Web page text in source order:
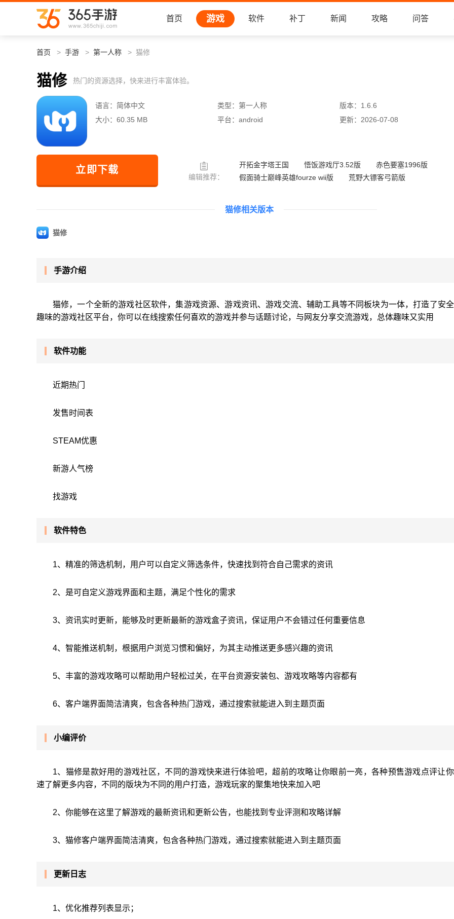
首页 游戏 软件 补丁 新闻 攻略 问答
首页 手游 第一人称 猫修
猫修 热门的资源选择，快来进行丰富体验。
语言： 简体中文 类型： 第一人称 版本： 1.6.6
大小： 60.35 MB 平台： android 更新： 2026-07-08
立即下载
编辑推荐：
开拓金字塔王国 悟饭游戏厅3.52版
赤色要塞1996版
假面骑士巅峰英雄fourze wii版
荒野大镖客弓箭版
猫修相关版本
猫修
手游介绍
猫修，一个全新的游戏社区软件，集游戏资源、游戏资讯、游戏交流、辅助工具等不同板块为一体，打造了安
趣味的游戏社区平台，你可以在线搜索任何喜欢的游戏并参与话题讨论，与网友分享交流游戏，总体趣味又实用
软件功能
近期热门
发售时间表
STEAM优惠
新游人气榜
找游戏
软件特色
1、精准的筛选机制，用户可以自定义筛选条件，快速找到符合自己需求的资讯
2、是可自定义游戏界面和主题，满足个性化的需求
3、资讯实时更新，能够及时更新最新的游戏盒子资讯，保证用户不会错过任何重要信息
4、智能推送机制，根据用户浏览习惯和偏好，为其主动推送更多感兴趣的资讯
5、丰富的游戏攻略可以帮助用户轻松过关，在平台资源安装包、游戏攻略等内容都有
6、客户端界面简洁清爽，包含各种热门游戏，通过搜索就能进入到主题页面
小编评价
1、猫修是款好用的游戏社区，不同的游戏快来进行体验吧，超前的攻略让你眼前一亮，各种预售游戏点评让
速了解更多内容，不同的版块为不同的用户打造，游戏玩家的聚集地快来加入吧
2、你能够在这里了解游戏的最新资讯和更新公告，也能找到专业评测和攻略详解
3、猫修客户端界面简洁清爽，包含各种热门游戏，通过搜索就能进入到主题页面
更新日志
1、优化推荐列表显示；